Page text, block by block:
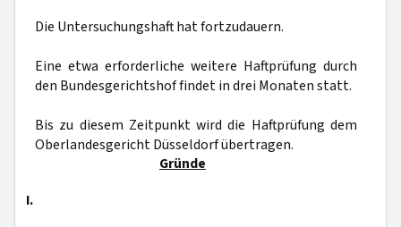
Die Untersuchungshaft hat fortzudauern.
Eine etwa erforderliche weitere Haftprüfung durch
den Bundesgerichtshof findet in drei Monaten statt.
Bis zu diesem Zeitpunkt wird die Haftprüfung dem
Oberlandesgericht Düsseldorf übertragen.
Gründe
I.